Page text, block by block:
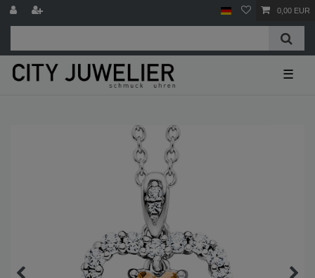
0,00 EUR
☰